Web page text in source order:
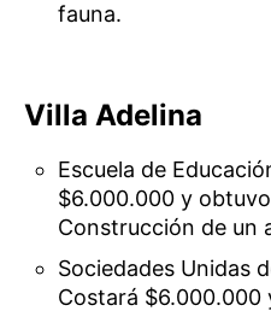
fauna.
Villa Adelina
Escuela de
$6.000.000 y
Construcción de un
Sociedades Unidas
Costará $6.000.000